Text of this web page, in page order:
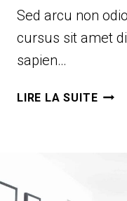
Sed arcu non
cursus sit amet
sapien…
LIRE LA SUITE4